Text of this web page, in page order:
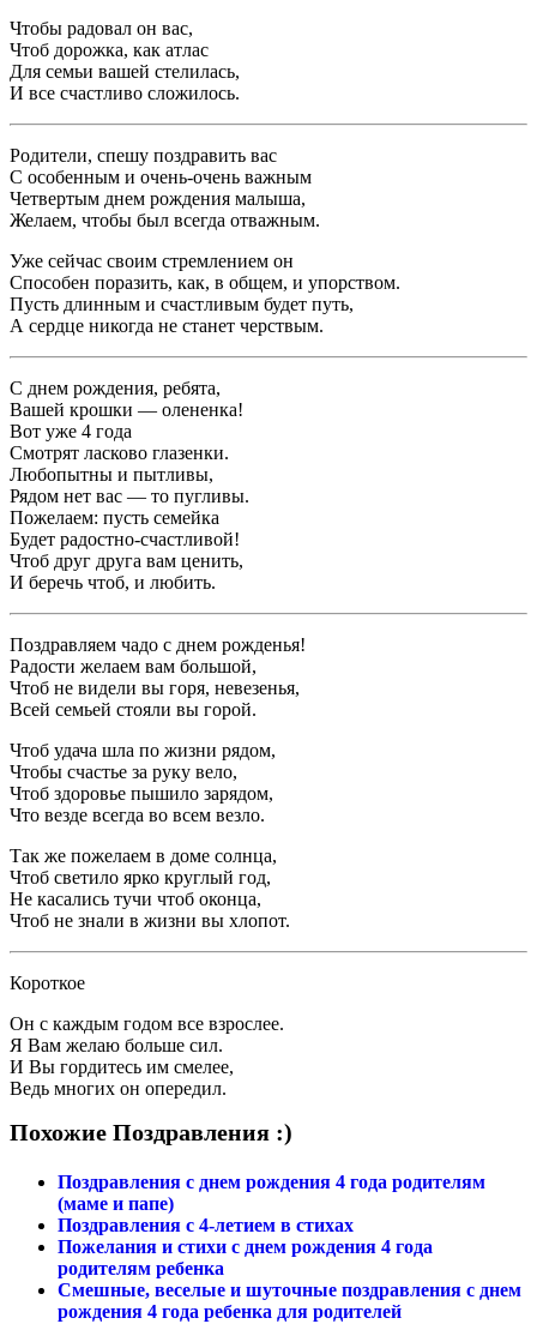
Чтобы радовал он вас,
Чтоб дорожка, как атлас
Для семьи вашей стелилась,
И все счастливо сложилось.
Родители, спешу поздравить вас
С особенным и очень-очень важным
Четвертым днем рождения малыша,
Желаем, чтобы был всегда отважным.
Уже сейчас своим стремлением он
Способен поразить, как, в общем, и упорством.
Пусть длинным и счастливым будет путь,
А сердце никогда не станет черствым.
С днем рождения, ребята,
Вашей крошки — олененка!
Вот уже 4 года
Смотрят ласково глазенки.
Любопытны и пытливы,
Рядом нет вас — то пугливы.
Пожелаем: пусть семейка
Будет радостно-счастливой!
Чтоб друг друга вам ценить,
И беречь чтоб, и любить.
Поздравляем чадо с днем рожденья!
Радости желаем вам большой,
Чтоб не видели вы горя, невезенья,
Всей семьей стояли вы горой.
Чтоб удача шла по жизни рядом,
Чтобы счастье за руку вело,
Чтоб здоровье пышило зарядом,
Что везде всегда во всем везло.
Так же пожелаем в доме солнца,
Чтоб светило ярко круглый год,
Не касались тучи чтоб оконца,
Чтоб не знали в жизни вы хлопот.
Короткое
Он с каждым годом все взрослее.
Я Вам желаю больше сил.
И Вы гордитесь им смелее,
Ведь многих он опередил.
Похожие Поздравления :)
Поздравления с днем рождения 4 года родителям
(маме и папе)
Поздравления с 4-летием в стихах
Пожелания и стихи с днем рождения 4 года
родителям ребенка
Смешные, веселые и шуточные поздравления с днем
рождения 4 года ребенка для родителей